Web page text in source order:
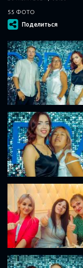
55 ФОТО
Поделиться